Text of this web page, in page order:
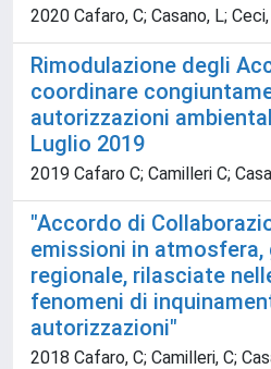
2020 Cafaro, C; Casano, L;
Rimodulazione degli
coordinare
autorizzazioni
Luglio 2019
2019 Cafaro C; Camilleri C;
"Accordo di
emissioni in
regionale, rilasciate
fenomeni di
autorizzazioni"
2018 Cafaro, C; Camilleri, C;